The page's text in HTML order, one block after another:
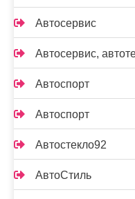
Автосервис
Автосервис,
Автоспорт
Автоспорт
Автостекло92
АвтоСтиль